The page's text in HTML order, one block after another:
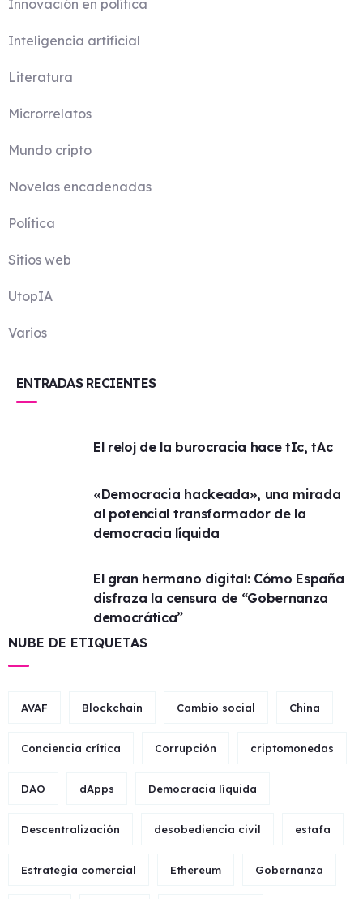
Innovación en política
Inteligencia artificial
Literatura
Microrrelatos
Mundo cripto
Novelas encadenadas
Política
Sitios web
UtopIA
Varios
ENTRADAS RECIENTES
El reloj de la burocracia hace tIc, tAc
«Democracia hackeada», una mirada
al potencial transformador de la
democracia líquida
El gran hermano digital: Cómo España
disfraza la censura de “Gobernanza
democrática”
NUBE DE ETIQUETAS
AVAF Blockchain Cambio social China
Conciencia crítica Corrupción criptomonedas
DAO dApps Democracia líquida
Descentralización desobediencia civil estafa
Estrategia comercial Ethereum Gobernanza